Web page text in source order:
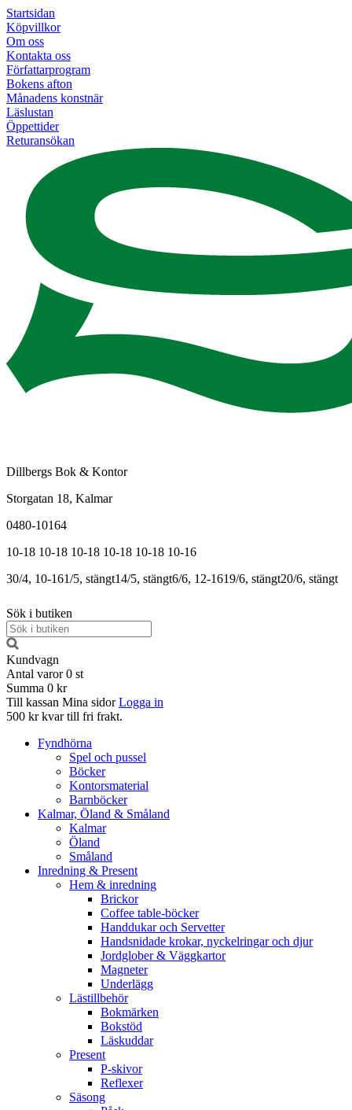
Startsidan
Köpvillkor
Om oss
Kontakta oss
Författarprogram
Bokens afton
Månadens konstnär
Läslustan
Öppettider
Returansökan
Dillbergs Bok & Kontor
Storgatan 18, Kalmar
0480-10164
10-18 10-18 10-18 10-18 10-18 10-16
30/4, 10-161/5, stängt14/5, stängt6/6, 12-1619/6, stängt20/6, stängt
Sök i butiken
Kundvagn
Antal varor 0 st
Summa 0 kr
Till kassan Mina sidor Logga in
500 kr kvar till fri frakt.
Fyndhörna
Spel och pussel
Böcker
Kontorsmaterial
Barnböcker
Kalmar, Öland & Småland
Kalmar
Öland
Småland
Inredning & Present
Hem & inredning
Brickor
Coffee table-böcker
Handdukar och Servetter
Handsnidade krokar, nyckelringar och djur
Jordglober & Väggkartor
Magneter
Underlägg
Lästillbehör
Bokmärken
Bokstöd
Läskuddar
Present
P-skivor
Reflexer
Säsong